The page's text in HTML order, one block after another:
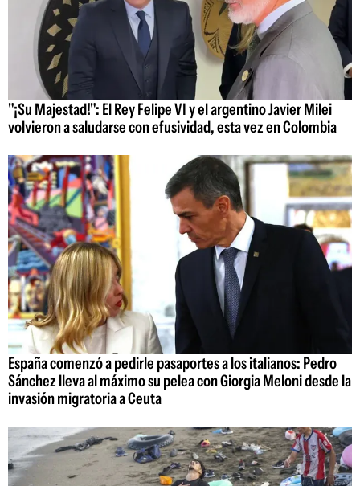
"¡Su Majestad!": El Rey Felipe VI y el argentino Javier Milei
volvieron a saludarse con efusividad, esta vez en Colombia
España comenzó a pedirle pasaportes a los italianos: Pedro
Sánchez lleva al máximo su pelea con Giorgia Meloni desde la
invasión migratoria a Ceuta